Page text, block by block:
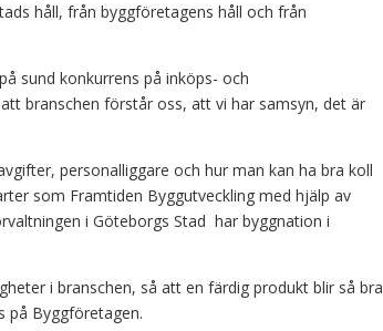
håll, från byggföretagens håll och från
sund konkurrens på inköps- och
branschen förstår oss, att vi har samsyn, det är
personalliggare och hur man kan ha bra koll
som Framtiden Byggutveckling med hjälp av
i Göteborgs Stad har byggnation i
i branschen, så att en färdig produkt blir så bra
på Byggföretagen.